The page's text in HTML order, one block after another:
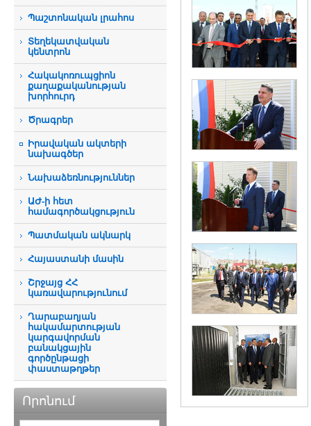
Պաշտոնական լրահոս
Տեղեկատվական
կենտրոն
Հակակոռուպցիոն
քաղաքականության
խորհուրդ
Ծրագրեր
Իրավական ակտերի
նախագծեր
Նախաձեռնություններ
ԱԺ-ի հետ
համագործակցություն
Պատմական ակնարկ
Հայաստանի մասին
Շրջայց ՀՀ
կառավարությունում
Ղարաբաղյան
հակամարտության
կարգավորման
բանակցային
գործընթացի
փաստաթղթեր
Որոնում